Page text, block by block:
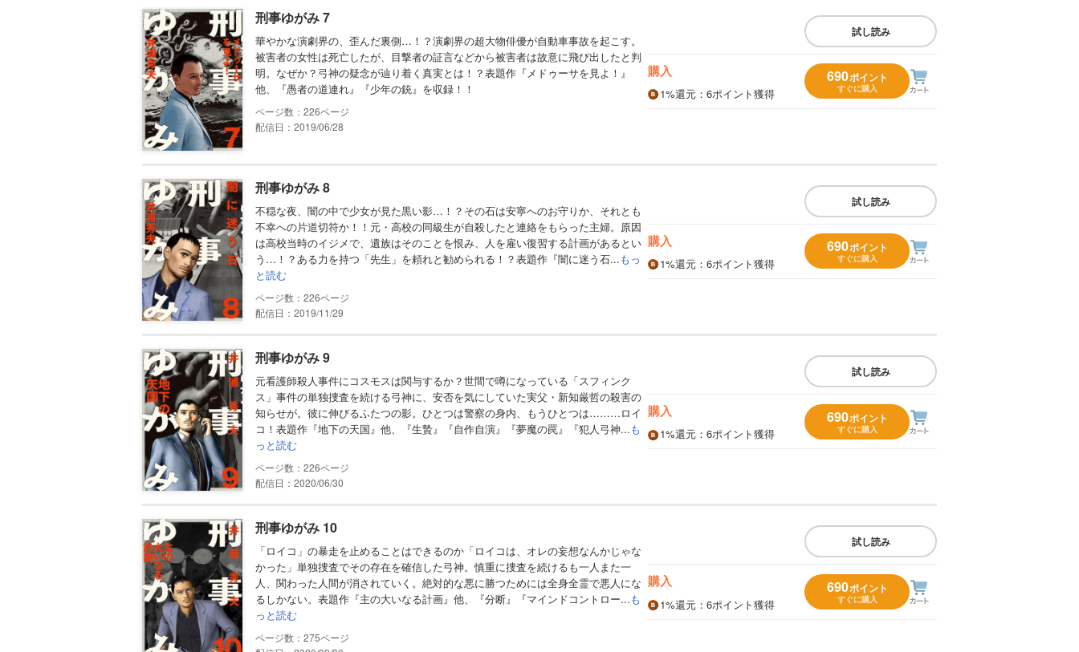
刑事ゆがみ 7
華やかな演劇界の、歪んだ裏側…！？演劇界の超大物俳優が自動車事故を起こす。
被害者の女性は死亡したが、目撃者の証言などから被害者は故意に飛び出したと判
明。なぜか？弓神の疑念が辿り着く真実とは！？表題作『メドゥーサを見よ！』
他、『愚者の道連れ』『少年の銃』を収録！！
226
配信日：2019/06/28
試し読み
購入
1%還元 ：6ポイント獲得
690ポイント
すぐに購入
刑事ゆがみ 8
不穏な夜、闇の中で少女が見た黒い影…！？その石は安寧へのお守りか、それとも
不幸への片道切符か！！元・高校の同級生が自殺したと連絡をもらった主婦。原因
は高校当時のイジメで、遺族はそのことを恨み、人を雇い復習する計画があるとい
う…！？ある力を持つ「先生」を頼れと勧められる！？表題作『闇に迷う石...もっ
と読む
226
配信日：2019/11/29
試し読み
購入
1%還元 ：6ポイント獲得
690ポイント
すぐに購入
刑事ゆがみ 9
元看護師殺人事件にコスモスは関与するか？世間で噂になっている「スフィンク
ス」事件の単独捜査を続ける弓神に、安否を気にしていた実父・新知厳哲の殺害の
知らせが。彼に伸びるふたつの影。ひとつは警察の身内、もうひとつは………ロイ
コ！表題作『地下の天国』他、『生贄』『自作自演』『夢魔の罠』『犯人弓神...も
っと読む
226
配信日：2020/06/30
試し読み
購入
1%還元 ：6ポイント獲得
690ポイント
すぐに購入
刑事ゆがみ 10
「ロイコ」の暴走を止めることはできるのか「ロイコは、オレの妄想なんかじゃな
かった」単独捜査でその存在を確信した弓神。慎重に捜査を続けるも一人また一
人、関わった人間が消されていく。絶対的な悪に勝つためには全身全霊で悪人にな
るしかない。表題作『主の大いなる計画』他、『分断』『マインドコントロー...も
っと読む
275
試し読み
購入
1%還元 ：6ポイント獲得
690ポイント
すぐに購入